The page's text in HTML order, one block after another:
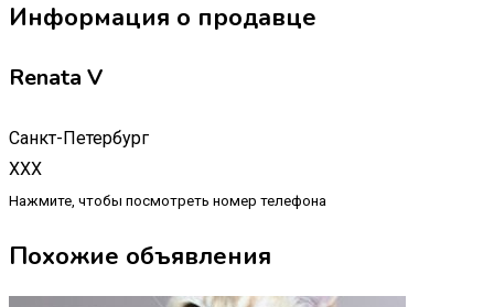
Информация о продавце
Renata V
Санкт-Петербург
XXX
Нажмите, чтобы посмотреть номер телефона
Похожие объявления